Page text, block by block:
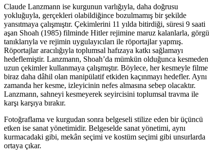
Claude Lanzmann ise kurgunun varlığıyla, daha doğrusu
yokluğuyla, gerçekleri olabildiğince bozulmamış bir şekilde
yansıtmaya çalışmıştır. Çekimlerini 11 yılda bitirdiği, süresi 9 saati
aşan Shoah (1985) filminde Hitler rejimine maruz kalanlarla, görgü
tanıklarıyla ve rejimin uygulayıcıları ile röportajlar yapmış.
Röportajlar aracılığıyla toplumsal hafızaya katkı sağlamayı
hedeflemiştir. Lanzmann, Shoah’da mümkün olduğunca kesmeden
uzun çekimler kullanmaya çalışmıştır. Böylece, her kesmeyle filme
biraz daha dâhil olan manipülatif etkiden kaçınmayı hedefler. Aynı
zamanda her kesme, izleyicinin nefes almasına sebep olacaktır.
Lanzmann, sahneyi kesmeyerek seyircisini toplumsal travma ile
karşı karşıya bırakır.
Fotoğraflama ve kurgudan sonra belgeseli stilize eden bir üçüncü
etken ise sanat yönetimidir. Belgeselde sanat yönetimi, aynı
kurmacadaki gibi, mekân seçimi ve kostüm seçimi gibi unsurlarda
ortaya çıkar.